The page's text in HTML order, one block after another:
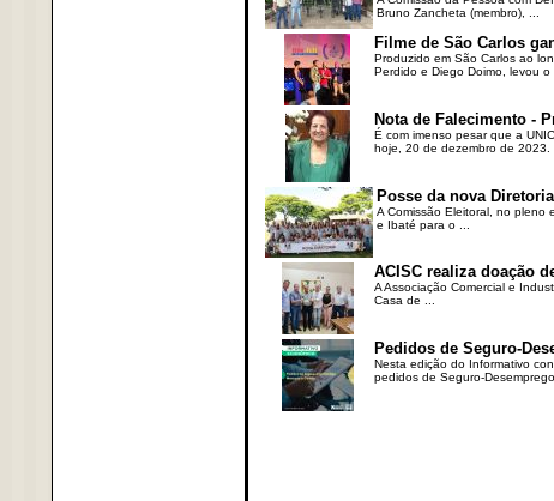
Bruno Zancheta (membro), ...
Filme de São Carlos
Produzido em São Carlos ao
Perdido e Diego Doimo, levou o
Nota de Falecimento -
É com imenso pesar que a
hoje, 20 de dezembro de 2023.
Posse da nova
A Comissão Eleitoral, no pleno
e Ibaté para o ...
ACISC realiza doação
A Associação Comercial e
Casa de ...
Pedidos de Seguro-
Nesta edição do Informativo
pedidos de Seguro-Desemprego